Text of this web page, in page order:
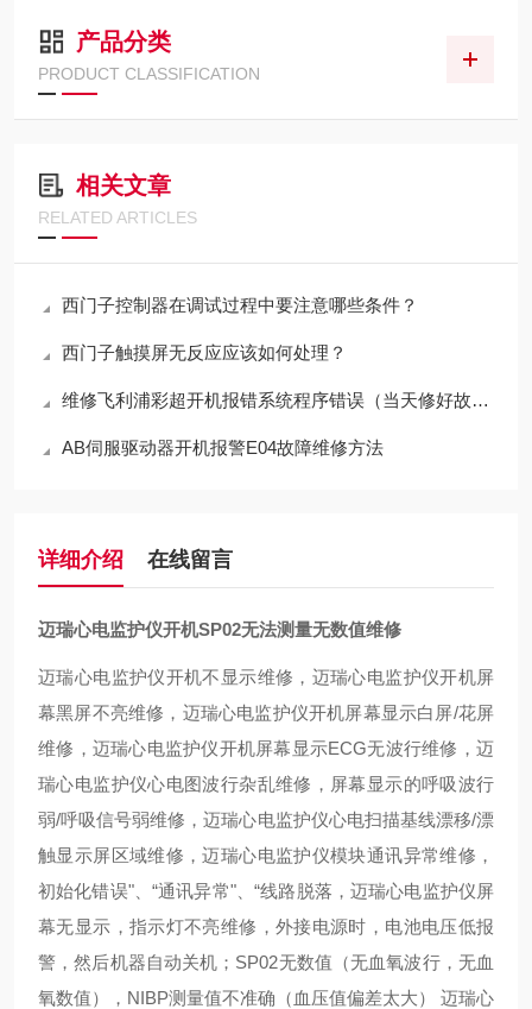
产品分类
PRODUCT CLASSIFICATION
相关文章
RELATED ARTICLES
西门子控制器在调试过程中要注意哪些条件？
西门子触摸屏无反应应该如何处理？
维修飞利浦彩超开机报错系统程序错误（当天修好故障）
AB伺服驱动器开机报警E04故障维修方法
详细介绍 在线留言
迈瑞心电监护仪开机SP02无法测量无数值维修
迈瑞心电监护仪开机不显示维修，迈瑞心电监护仪开机屏
幕黑屏不亮维修，迈瑞心电监护仪开机屏幕显示白屏/花屏
维修，迈瑞心电监护仪开机屏幕显示ECG无波行维修，迈
瑞心电监护仪心电图波行杂乱维修，屏幕显示的呼吸波行
弱/呼吸信号弱维修，迈瑞心电监护仪心电扫描基线漂移/漂
触显示屏区域维修，迈瑞心电监护仪模块通讯异常维修，
初始化错误"、“通讯异常"、“线路脱落，迈瑞心电监护仪屏
幕无显示，指示灯不亮维修，外接电源时，电池电压低报
警，然后机器自动关机；SP02无数值（无血氧波行，无血
氧数值），NIBP测量值不准确（血压值偏差太大） 迈瑞心